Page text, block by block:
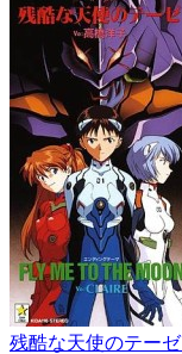
残酷な天使のテーゼ